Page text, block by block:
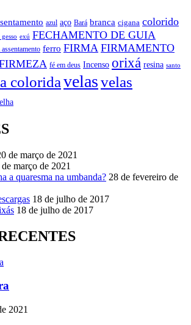
azul aço Bará branca cigana colorido
gesso exú FECHAMENTO DE GUIA
ferro FIRMA FIRMAMENTO
fé em deus Incenso orixá resina santo
coloridavelasvelas
de março de 2021
de março de 2021
a quaresma na umbanda? 28 de fevereiro de
18 de julho de 2017
18 de julho de 2017
2021